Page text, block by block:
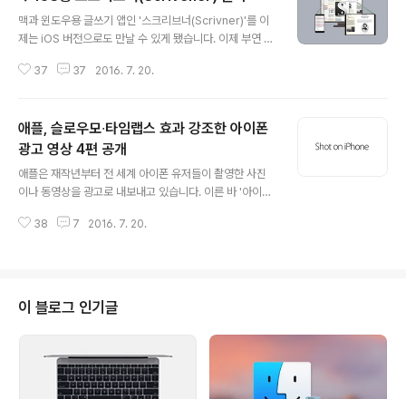
맥과 윈도우용 글쓰기 앱인 '스크리브너(Scrivner)'를 이
제는 iOS 버전으로도 만날 수 있게 됐습니다. 이제 부연 설
데요. 한 줄로 짧게 얘기하면, 글감과 영감 등 글에 담을 요
것에서부터 초안 작성과 글의 틀잡기, 수정과 교정, 문서 출
력(컴파일)에 이르기까지 글을 쓰고 책을 만드는 데 필요한
기능이 앱 하나에 집약돼 있죠. 이러한 특징에 힘힙어 소설,
에세이, 논문, 영화대본 등 다양한 저술 활동에서 두루 이용
니티에서도 넓게 퍼져 있습니다. 하지만 데스크탑 컴퓨터
37 37 2016. 7. 20.
애플, 슬로우모∙타임랩스 효과 강조한 아이폰
광고 영상 4편 공개
애플은 재작년부터 전 세계 아이폰 유저들이 촬영한 사진
이나 동영상을 광고로 내보내고 있습니다. 이른 바 '아이폰
8편이 선정된 데 이어 새로운 작품 4점이 광고로 실렸습니
상미가 돋보이는 수작들이어서 그저 보는 것만으로도 감탄
이 절로 나옵니다. 굳이 값비싼 카메라가 아니더라도, 아이
폰만으로도 충분히 멋진 동영상을 찍을 수 있다는 것을 강
조하는 것 같다고 할까요. 저 같은 흙손은 언제 이런 영상을
찍을 수 있을지 모르겠습니다. 개인적으로 네 편 중에서 다
람쥐가 땅콩을 까먹는..
38 7 2016. 7. 20.
이 블로그 인기글